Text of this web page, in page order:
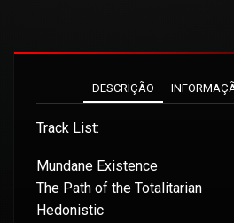
DESCRIÇÃO
Track List:
Mundane Existence
The Path of the Totalitarian
Hedonistic